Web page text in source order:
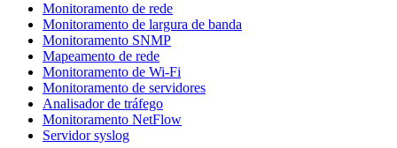
Monitoramento de rede
Monitoramento de largura de banda
Monitoramento SNMP
Mapeamento de rede
Monitoramento de Wi-Fi
Monitoramento de servidores
Analisador de tráfego
Monitoramento NetFlow
Servidor syslog